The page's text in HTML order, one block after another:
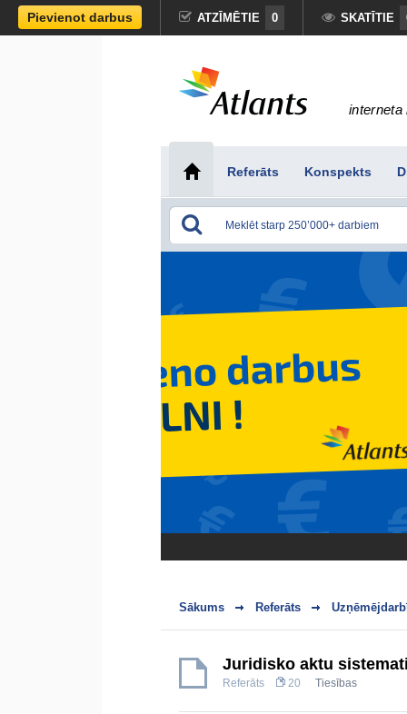
Pievienot darbus ATZĪMĒTIE 0 SKATĪTIE
interneta
Referāts Konspekts
Sākums Referāts
Juridisko aktu
Referāts 20 Tiesības